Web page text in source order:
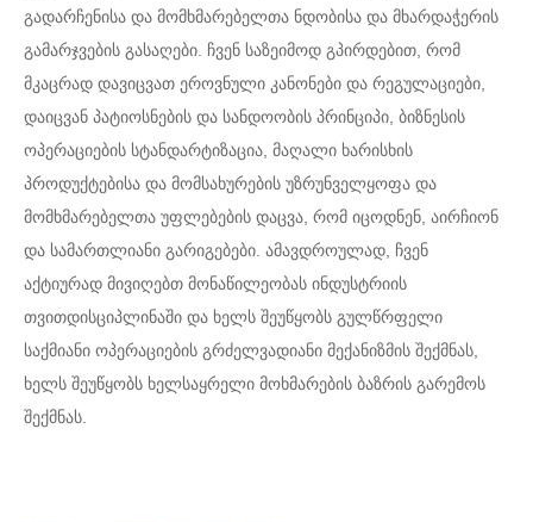
გადარჩენისა და მომხმარებელთა ნდობისა და მხარდაჭერის
გამარჯვების გასაღები. ჩვენ საზეიმოდ გპირდებით, რომ
მკაცრად დავიცვათ ეროვნული კანონები და რეგულაციები,
დაიცვან პატიოსნების და სანდოობის პრინციპი, ბიზნესის
ოპერაციების სტანდარტიზაცია, მაღალი ხარისხის
პროდუქტებისა და მომსახურების უზრუნველყოფა და
მომხმარებელთა უფლებების დაცვა, რომ იცოდნენ, აირჩიონ
და სამართლიანი გარიგებები. ამავდროულად, ჩვენ
აქტიურად მივიღებთ მონაწილეობას ინდუსტრიის
თვითდისციპლინაში და ხელს შეუწყობს გულწრფელი
საქმიანი ოპერაციების გრძელვადიანი მექანიზმის შექმნას,
ხელს შეუწყობს ხელსაყრელი მოხმარების ბაზრის გარემოს
შექმნას.